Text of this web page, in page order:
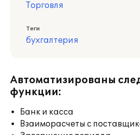
Торговля
Теги
бухгалтерия
Автоматизированы
функции:
Банк и касса
Взаиморасчеты с